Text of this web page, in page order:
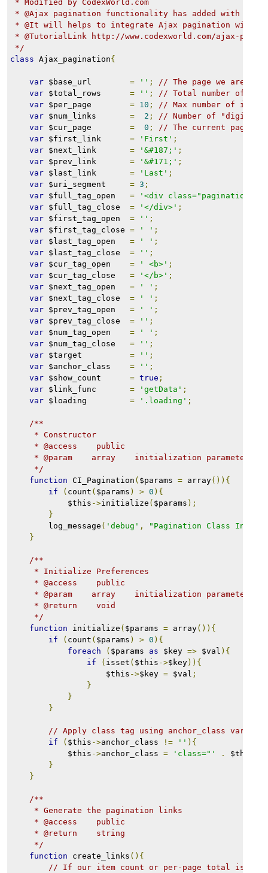
* Modified by CodexWorld.com
* @Ajax pagination functionality has added with
* @It will helps to integrate Ajax pagination with
* @TutorialLink http://www.codexworld.com/ajax-
*/
class Ajax_pagination{
var $base_url = '' ;
// The page we are
var $total_rows = '' ;
// Total number of
var $per_page = 10 ;
// Max number of items
var $num_links = 2 ;
// Number of "digit"
var $cur_page = 0 ;
// The current page
var $first_link = 'First' ;
var $next_link = '&#187;' ;
var $prev_link = '&#171;' ;
var $last_link = 'Last' ;
var $uri_segment = 3 ;
var $full_tag_open = '<div class="pagination">'
var $full_tag_close = '</div>' ;
var $first_tag_open = '' ;
var $first_tag_close = ' ' ;
var $last_tag_open = ' ' ;
var $last_tag_close = '' ;
var $cur_tag_open = ' <b>' ;
var $cur_tag_close = '</b>' ;
var $next_tag_open = ' ' ;
var $next_tag_close = ' ' ;
var $prev_tag_open = ' ' ;
var $prev_tag_close = '' ;
var $num_tag_open = ' ' ;
var $num_tag_close = '' ;
var $target = '' ;
var $anchor_class = '' ;
var $show_count = true ;
var $link_func = 'getData' ;
var $loading = '.loading' ;
/**
* Constructor
* @access    public
* @param    array    initialization parameters
*/
function CI_Pagination ( $params = array()){
if
( count ( $params ) > 0 ){
$this ->initialize ( $params );
}
log_message ( 'debug' ,
"Pagination Class
}
/**
* Initialize Preferences
* @access    public
* @param    array    initialization parameters
* @return    void
*/
function initialize ( $params = array()){
if
( count ( $params ) > 0 ){
foreach
( $params as $key => $val ){
if
( isset ( $this ->$key )){
$this ->$key = $val ;
}
}
}
// Apply class tag using anchor_class
if
( $this ->anchor_class != '' ){
$this ->anchor_class = 'class="' . $this
}
}
/**
* Generate the pagination links
* @access    public
* @return    string
*/
function create_links (){
// If our item count or per-page total is